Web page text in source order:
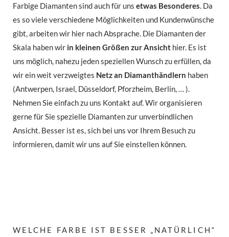
Farbige Diamanten sind auch für uns etwas Besonderes . Da
es so viele verschiedene Möglichkeiten und Kundenwünsche
gibt, arbeiten wir hier nach Absprache. Die Diamanten der
Skala haben wir in kleinen Größen zur Ansicht hier. Es ist
uns möglich, nahezu jeden speziellen Wunsch zu erfüllen, da
wir ein weit verzweigtes Netz an Diamanthändlern haben
(Antwerpen, Israel, Düsseldorf, Pforzheim, Berlin, … ).
Nehmen Sie einfach zu uns Kontakt auf. Wir organisieren
gerne für Sie spezielle Diamanten zur unverbindlichen
Ansicht. Besser ist es, sich bei uns vor Ihrem Besuch zu
informieren, damit wir uns auf Sie einstellen können.
WELCHE FARBE IST BESSER „NATÜRLICH“